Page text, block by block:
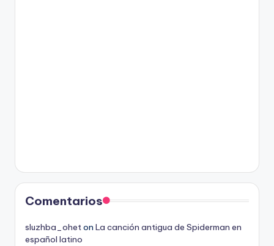
Comentarios
sluzhba_oheton La canción antigua de Spiderman en
español latino